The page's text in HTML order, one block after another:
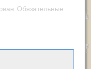
Обязательные